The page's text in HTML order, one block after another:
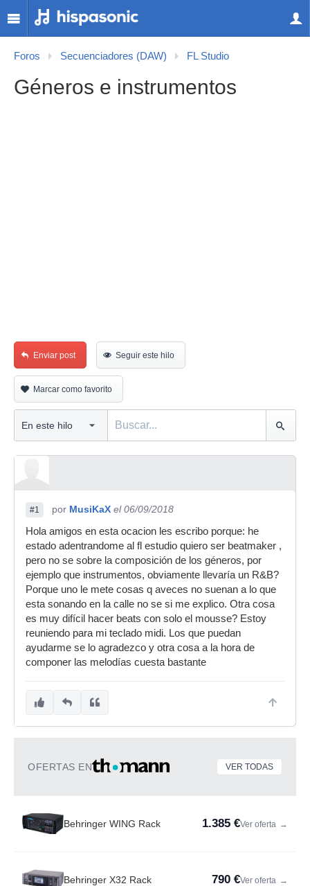
Foros Secuenciadores (DAW) FL Studio
Géneros e instrumentos
Enviar post Seguir este hilo
Marcar como favorito
#1 por MusiKaX el 06/09/2018
Hola amigos en esta ocacion les escribo porque: he
estado adentrandome al fl estudio quiero ser beatmaker ,
pero no se sobre la composición de los géneros, por
ejemplo que instrumentos, obviamente llevaría un R&B?
Porque uno le mete cosas q aveces no suenan a lo que
esta sonando en la calle no se si me explico. Otra cosa
es muy difícil hacer beats con solo el mousse? Estoy
reuniendo para mi teclado midi. Los que puedan
ayudarme se lo agradezco y otra cosa a la hora de
componer las melodías cuesta bastante
OFERTAS EN VER TODAS
Behringer WING Rack 1.385 €Ver oferta →
Behringer X32 Rack 790 €Ver oferta →